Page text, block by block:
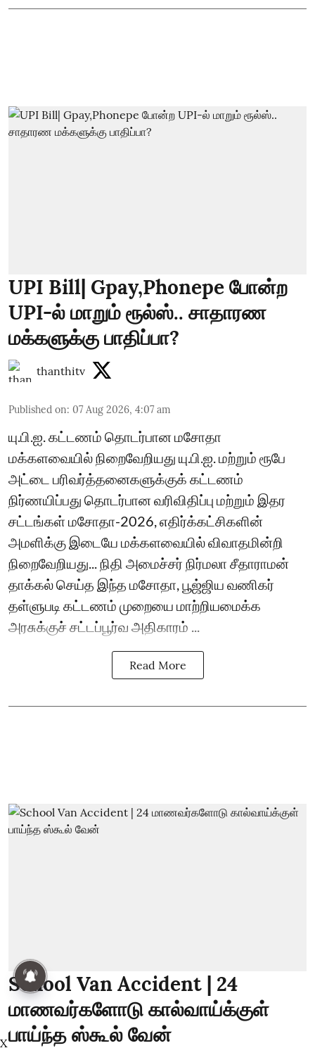
UPI Bill| Gpay,Phonepe போன்ற
UPI-ல் மாறும் ரூல்ஸ்.. சாதாரண
மக்களுக்கு பாதிப்பா?
thanthitv
Published on: 07 Aug 2026, 4:07 am
யு.பி.ஐ. கட்டணம் தொடர்பான மசோதா
மக்களவையில் நிறைவேறியது யு.பி.ஐ. மற்றும் ரூபே
அட்டை பரிவர்த்தனைகளுக்குக் கட்டணம்
நிர்ணயிப்பது தொடர்பான வரிவிதிப்பு மற்றும் இதர
சட்டங்கள் மசோதா-2026, எதிர்க்கட்சிகளின்
அமளிக்கு இடையே மக்களவையில் விவாதமின்றி
நிறைவேறியது... நிதி அமைச்சர் நிர்மலா சீதாராமன்
தாக்கல் செய்த இந்த மசோதா, பூஜ்ஜிய வணிகர்
தள்ளுபடி கட்டணம் முறையை மாற்றியமைக்க
அரசுக்குச் சட்டப்பூர்வ அதிகாரம் ...
Read More
School Van Accident | 24
மாணவர்களோடு கால்வாய்க்குள்
பாய்ந்த ஸ்கூல் வேன்
X